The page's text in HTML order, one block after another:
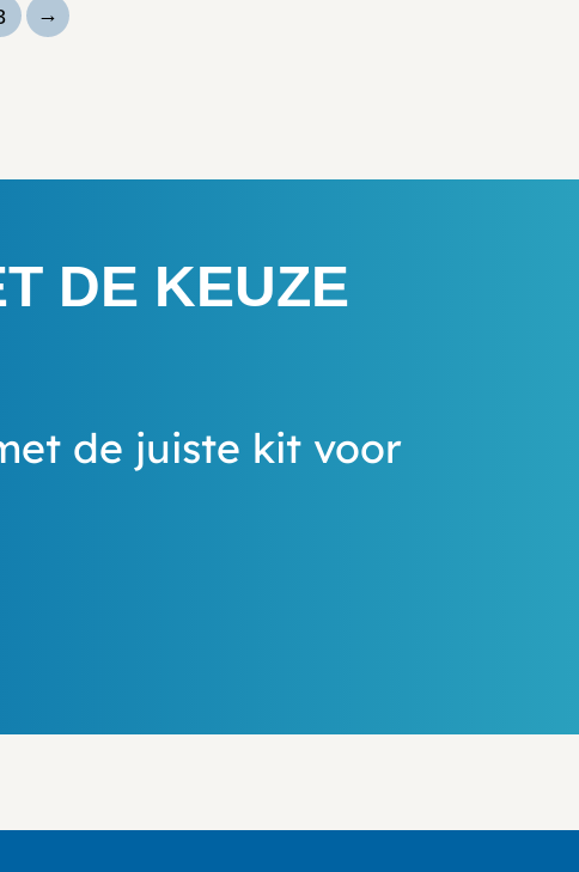
→
DE KEUZE
de juiste kit voor